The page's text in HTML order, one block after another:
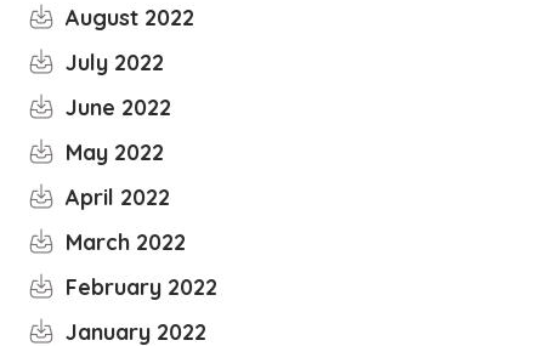
August 2022
July 2022
June 2022
May 2022
April 2022
March 2022
February 2022
January 2022